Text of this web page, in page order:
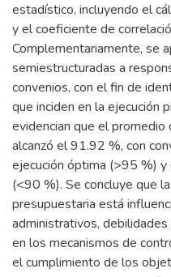
estadístico, incluyendo el
y el coeficiente de
Complementariamente, se
semiestructuradas a
convenios, con el fin de
que inciden en la ejecución
evidencian que el
alcanzó el 91.92 %, con
ejecución óptima (>95 %) y
(<90 %). Se concluye que
presupuestaria está
administrativos,
en los mecanismos de
el cumplimiento de los